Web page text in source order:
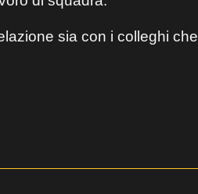
sia con i colleghi che